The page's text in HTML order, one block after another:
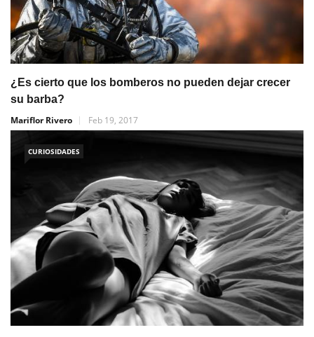
¿Es cierto que los bomberos no pueden dejar crecer
su barba?
Mariflor Rivero
Feb 19, 2017
CURIOSIDADES